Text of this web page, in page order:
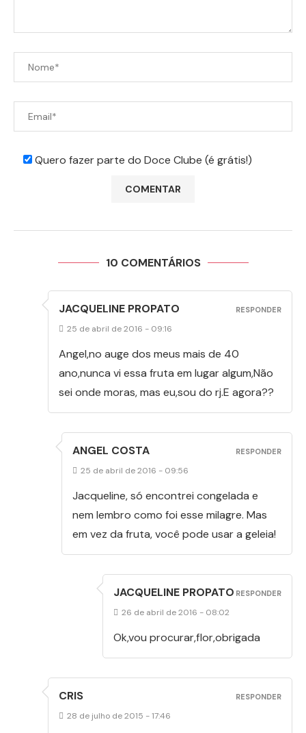
Quero fazer parte do Doce Clube (é grátis!)
10 COMENTÁRIOS
JACQUELINE PROPATO
25 de abril de 2016 - 09:16
Angel,no auge dos meus mais de 40
ano,nunca vi essa fruta em lugar algum,Não
sei onde moras, mas eu,sou do rj.E agora??
RESPONDER
ANGEL COSTA
25 de abril de 2016 - 09:56
Jacqueline, só encontrei congelada e
nem lembro como foi esse milagre. Mas
em vez da fruta, você pode usar a geleia!
RESPONDER
JACQUELINE PROPATO
26 de abril de 2016 - 08:02
Ok,vou procurar,flor,obrigada
RESPONDER
CRIS
28 de julho de 2015 - 17:46
RESPONDER